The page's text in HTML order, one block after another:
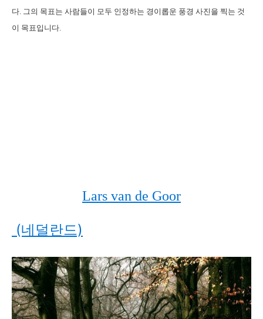
다. 그의 목표는 사람들이 모두 인정하는 경이롭운 풍경 사진을 찍는 것
이 목표입니다.
Lars van de Goor
(네덜란드)